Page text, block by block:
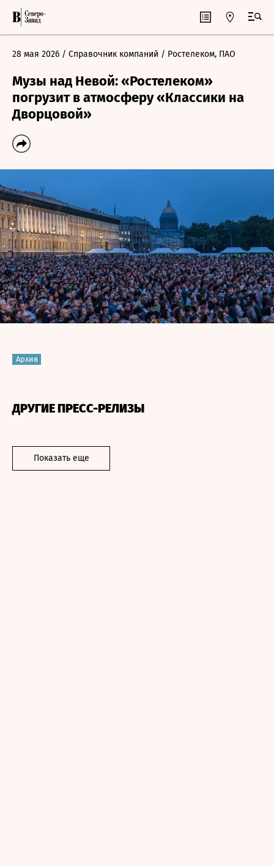
28 мая 2026 / Справочник компаний / Ростелеком, ПАО
Музы над Невой: «Ростелеком»
погрузит в атмосферу «Классики на
Дворцовой»
Архив
ДРУГИЕ ПРЕСС-РЕЛИЗЫ
Показать еще